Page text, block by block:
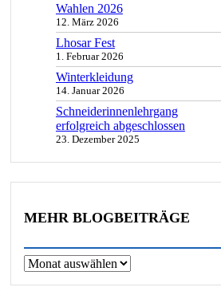
Wahlen 2026
12. März 2026
Lhosar Fest
1. Februar 2026
Winterkleidung
14. Januar 2026
Schneiderinnenlehrgang
erfolgreich abgeschlossen
23. Dezember 2025
MEHR BLOGBEITRÄGE
Archiv